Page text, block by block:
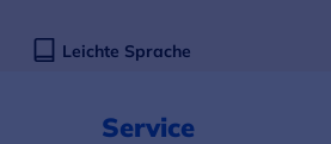
Leichte Sprache
Service